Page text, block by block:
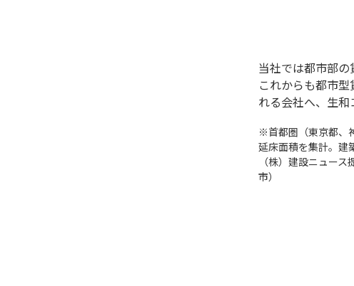
当社では都市部
これからも都市
れる会社へ、生和
※首都圏（東京都、
延床面積を集計。建
（株）建設ニュー
市）